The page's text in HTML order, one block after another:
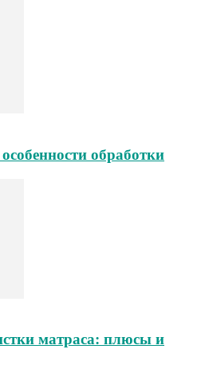
обработки
матраса: плюсы и